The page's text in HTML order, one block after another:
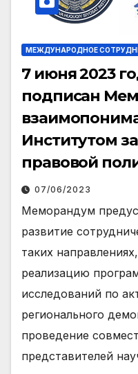
МЕЖДУНАРОДНОЕ
7 июня 2023
подписан
Институтом
правовой
Президенте
Узбекистан и
Институтом
исследований.
07/06/2023
Меморандум
развитие
таких
реализацию
исследований по
регионального
проведение
представителей